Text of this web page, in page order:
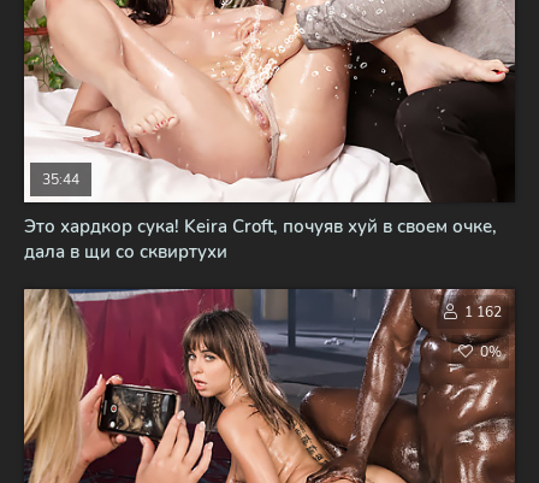
Это хардкор сука! Keira Croft, почуяв хуй в своем очке,
дала в щи со сквиртухи
35:44
1 162
0%